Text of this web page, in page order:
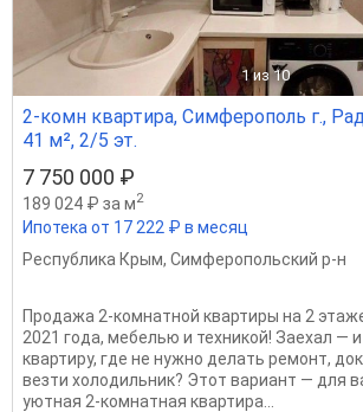
1 из 10
2-комн квартира, Симферополь г.,
41 м², 2/5 эт.
7 750 000 ₽
189 024 ₽ за м2
Ипотека от 17 222 ₽ в месяц
Республика Крым, Симферопольский р-н
Продажа 2-комнатной квартиры на 2
2021 года, мебелью и техникой! Заехал —
квартиру, где не нужно делать ремонт,
везти холодильник? Этот вариант — для
уютная 2-комнатная квартира...